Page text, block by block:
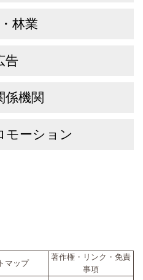
林業
告
係機関
モーション
マップ
著作権・リンク・免責
事項